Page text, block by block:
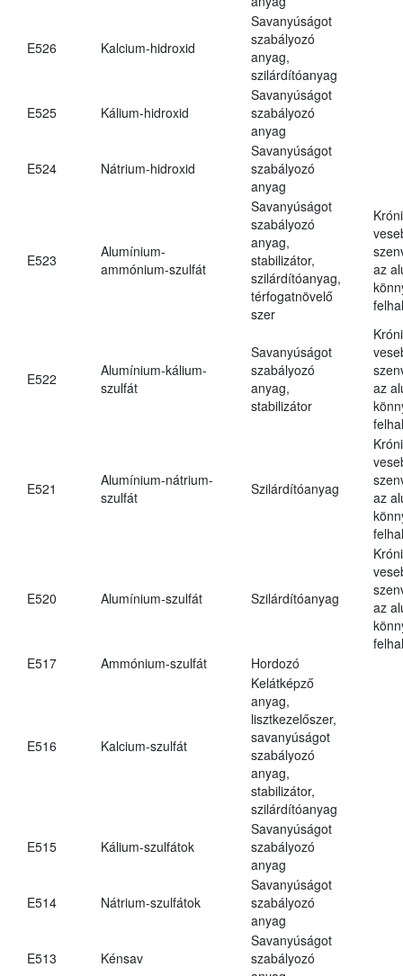
E526 Kalcium-hidroxid
Savanyúságot
szabályozó
anyag,
szilárdítóanyag
E525 Kálium-hidroxid
Savanyúságot
szabályozó
anyag
E524 Nátrium-hidroxid
Savanyúságot
szabályozó
anyag
E523
Alumínium-
ammónium-szulfát
Savanyúságot
szabályozó
anyag,
stabilizátor,
szilárdítóanyag,
térfogatnövelő
szer
az
E522
Alumínium-kálium-
szulfát
Savanyúságot
szabályozó
anyag,
stabilizátor
az
E521
Alumínium-nátrium-
szulfát
Szilárdítóanyag
az
E520 Alumínium-szulfát Szilárdítóanyag
az
E517
Ammónium-szulfát Hordozó
E516 Kalcium-szulfát
Kelátképző
anyag,
lisztkezelőszer,
savanyúságot
szabályozó
anyag,
stabilizátor,
szilárdítóanyag
E515 Kálium-szulfátok
Savanyúságot
szabályozó
anyag
E514 Nátrium-szulfátok
Savanyúságot
szabályozó
anyag
E513 Kénsav
Savanyúságot
szabályozó